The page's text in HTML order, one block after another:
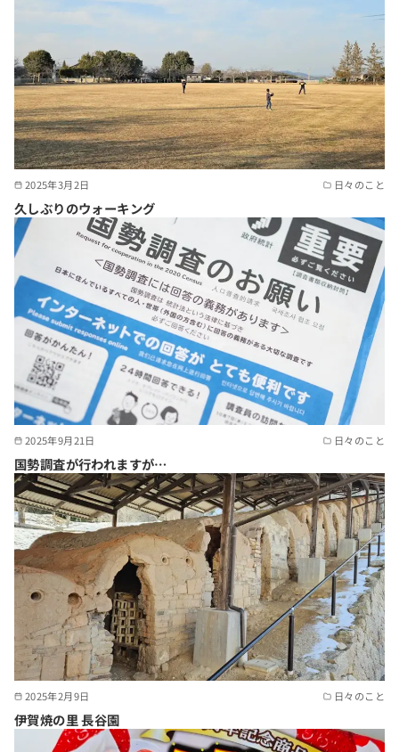
2025年3月2日 日々のこと
久しぶりのウォーキング
2025年9月21日 日々のこと
国勢調査が行われますが…
2025年2月9日 日々のこと
伊賀焼の里 長谷園